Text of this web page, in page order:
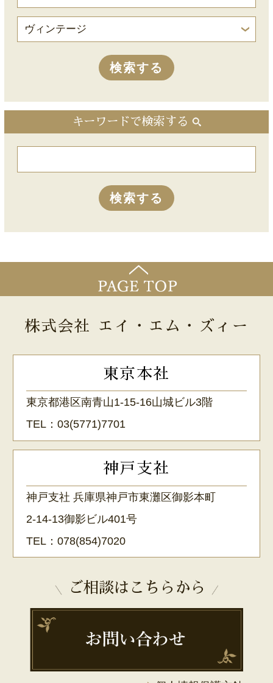
キーワードで検索する
株式会社 エイ・エム・ズィー
東京本社
東京都港区南青山1-15-16山城ビル3階
TEL：03(5771)7701
神戸支社
神戸支社 兵庫県神戸市東灘区御影本町
2-14-13御影ビル401号
TEL：078(854)7020
ご相談はこちらから